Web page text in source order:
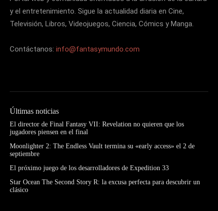
y el entretenimiento. Sigue la actualidad diaria en Cine,
Televisión, Libros, Videojuegos, Ciencia, Cómics y Manga.
Contáctanos: info@fantasymundo.com
Últimas noticias
El director de Final Fantasy VII: Revelation no quieren que los
jugadores piensen en el final
Moonlighter 2: The Endless Vault termina su «early access» el 2 de
septiembre
El próximo juego de los desarrolladores de Expedition 33
Star Ocean The Second Story R: la excusa perfecta para descubrir un
clásico